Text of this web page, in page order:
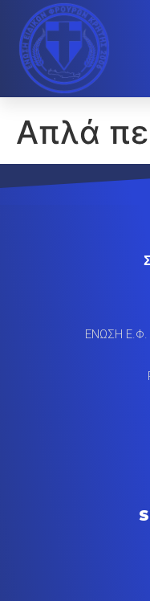
Απλά
ΕΝΩΣΗ Ε.Φ.